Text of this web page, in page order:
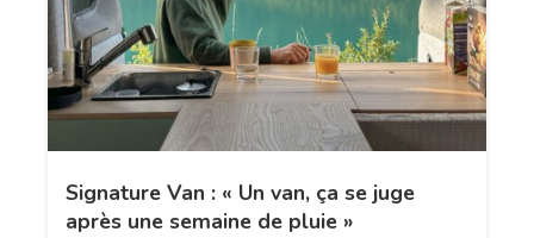
Signature Van : « Un van, ça se juge
après une semaine de pluie »